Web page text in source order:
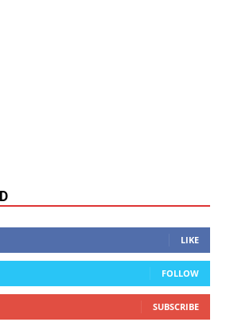
LIKE
FOLLOW
SUBSCRIBE